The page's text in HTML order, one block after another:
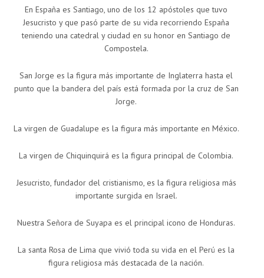
En España es Santiago, uno de los 12 apóstoles que tuvo
Jesucristo y que pasó parte de su vida recorriendo España
teniendo una catedral y ciudad en su honor en Santiago de
Compostela.
San Jorge es la figura más importante de Inglaterra hasta el
punto que la bandera del país está formada por la cruz de San
Jorge.
La virgen de Guadalupe es la figura más importante en México.
La virgen de Chiquinquirá es la figura principal de Colombia.
Jesucristo, fundador del cristianismo, es la figura religiosa más
importante surgida en Israel.
Nuestra Señora de Suyapa es el principal icono de Honduras.
La santa Rosa de Lima que vivió toda su vida en el Perú es la
figura religiosa más destacada de la nación.